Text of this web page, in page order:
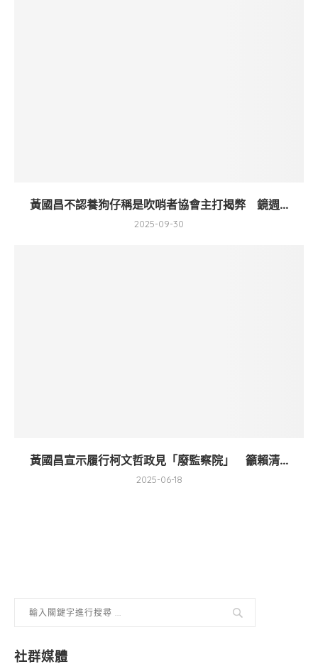
黃國昌不認養狗仔稱是吹哨者協會主打揭弊 鏡週...
2025-09-30
黃國昌宣示履行柯文哲政見「廢監察院」 籲賴清...
2025-06-18
社群媒體